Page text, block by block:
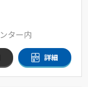
ター内
詳細